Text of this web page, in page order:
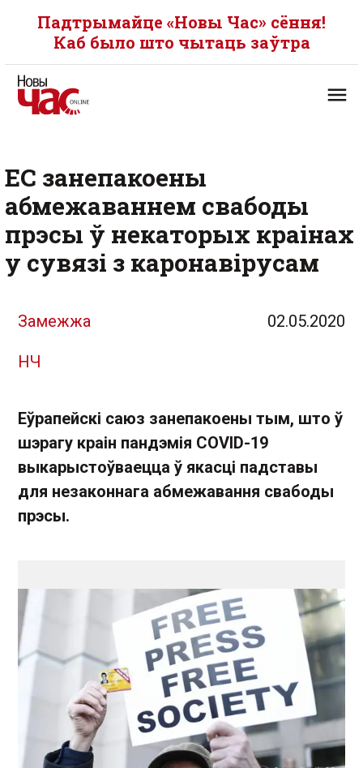
Падтрымайце «Новы Час» сёння!
Каб было што чытаць заўтра
ЕС занепакоены
абмежаваннем свабоды
прэсы ў некаторых краінах
у сувязі з каронавірусам
Замежжа 02.05.2020
НЧ
Еўрапейскі саюз занепакоены тым, што ў
шэрагу краін пандэмія COVID-19
выкарыстоўваецца ў якасці падставы
для незаконнага абмежавання свабоды
прэсы.